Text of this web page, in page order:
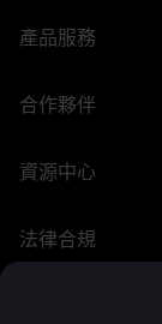
• 對於認購
情，請參閱
• 獎勵發放
• 在獎勵發
常或不符合
為符合平台
• 所有參與
產品服務
合作夥伴
資源中心
法律合規